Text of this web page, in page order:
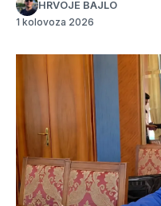
HRVOJE BAJLO
1 kolovoza 2026